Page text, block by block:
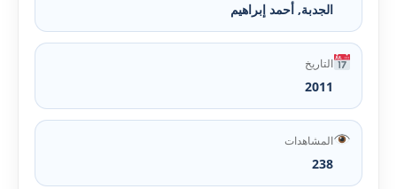
الجدبة, أحمد إبراهيم
التاريخ
2011
المشاهدات
238